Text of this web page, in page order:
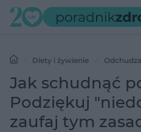
Diety i żywienie
Podziękuj "niedowiarkom" i zaufaj
Jak schudnąć
Podziękuj
zaufaj tym